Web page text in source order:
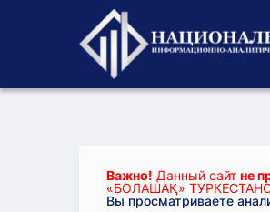
Важно! Данный сайт не
«БОЛАШАҚ»
Вы просматриваете